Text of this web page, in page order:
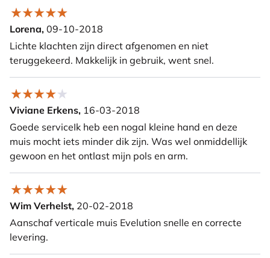
Lorena, 09-10-2018
Lichte klachten zijn direct afgenomen en niet
teruggekeerd. Makkelijk in gebruik, went snel.
Viviane Erkens, 16-03-2018
Goede serviceIk heb een nogal kleine hand en deze
muis mocht iets minder dik zijn. Was wel onmiddellijk
gewoon en het ontlast mijn pols en arm.
Wim Verhelst, 20-02-2018
Aanschaf verticale muis Evelution snelle en correcte
levering.